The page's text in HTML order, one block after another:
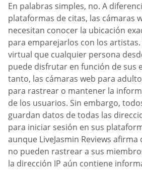
En palabras simples, no. A
plataformas de citas, las cámaras
necesitan conocer la ubicación
para emparejarlos con los artistas.
virtual que cualquier persona
puede disfrutar en función de sus
tanto, las cámaras web para
para rastrear o mantener la
de los usuarios. Sin embargo,
guardan datos de todas las
para iniciar sesión en sus
aunque LiveJasmin Reviews
no pueden rastrear a sus
la dirección IP aún contiene